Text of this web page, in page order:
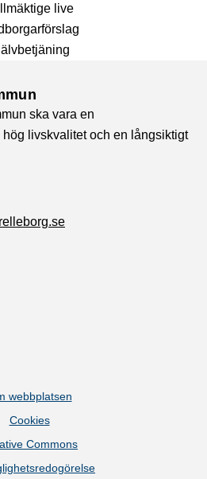
live
ska vara en
livskvalitet och en långsiktigt
webbplatsen
Cookies
Commons